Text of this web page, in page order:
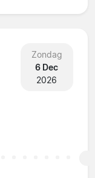
Zondag
6 Dec
2026